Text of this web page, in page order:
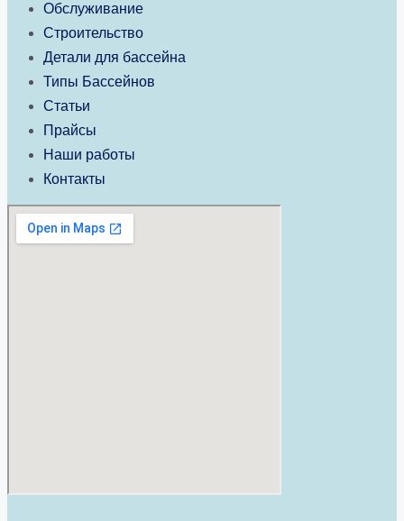
Обслуживание
Строительство
Детали для бассейна
Типы Бассейнов
Статьи
Прайсы
Наши работы
Контакты